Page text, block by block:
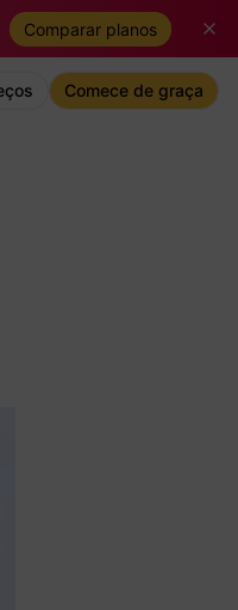
Comparar planos
Comece de graça